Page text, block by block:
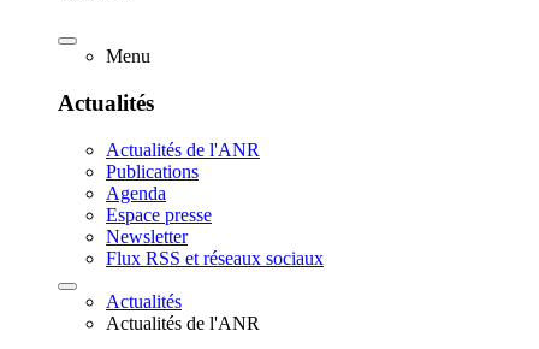
Menu
Actualités
Actualités de l'ANR
Publications
Agenda
Espace presse
Newsletter
Flux RSS et réseaux sociaux
Actualités
Actualités de l'ANR